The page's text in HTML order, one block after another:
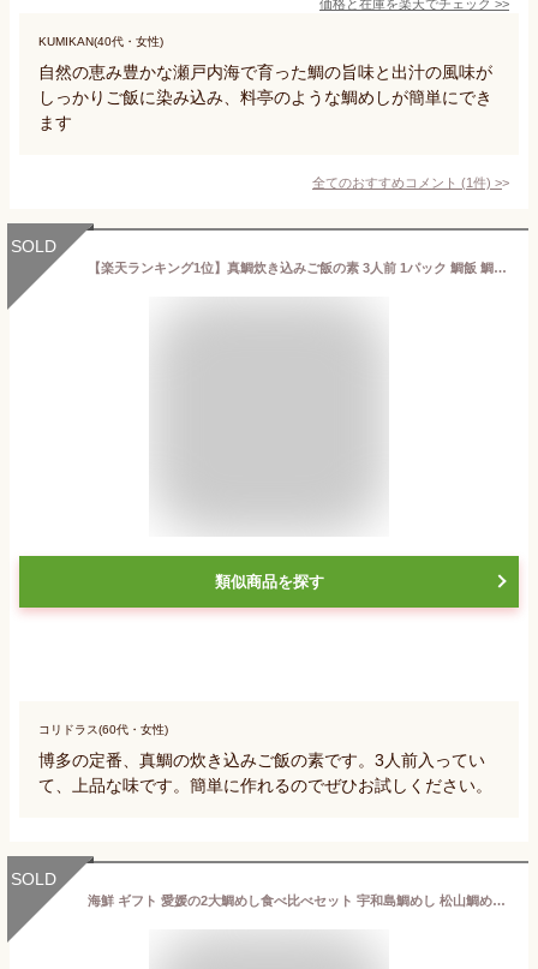
価格と在庫を楽天でチェック >>
KUMIKAN(40代・女性)
自然の恵み豊かな瀬戸内海で育った鯛の旨味と出汁の風味が
しっかりご飯に染み込み、料亭のような鯛めしが簡単にでき
ます
全てのおすすめコメント (1件) >
SOLD
【楽天ランキング1位】真鯛炊き込みご飯の素 3人前 1パック 鯛飯 鯛めし ごはん 味ごはん 食品 炊き込みご飯 天然真鯛 真鯛 鯛 たい マダイ タイ 海鮮 お取り寄せグルメ 福岡 手軽に 簡単 送料無料 お試し プチギフト 父の日 食べ物
類似商品を探す
コリドラス(60代・女性)
博多の定番、真鯛の炊き込みご飯の素です。3人前入ってい
て、上品な味です。簡単に作れるのでぜひお試しください。
SOLD
海鮮 ギフト 愛媛の2大鯛めし食べ比べセット 宇和島鯛めし 松山鯛めし ご当地グルメ 御祝 誕生日 お歳暮 お中元 父の日 母の日 敬老の日 漬け 炊き込みご飯 愛媛 鯛めし 宇和島 mk12